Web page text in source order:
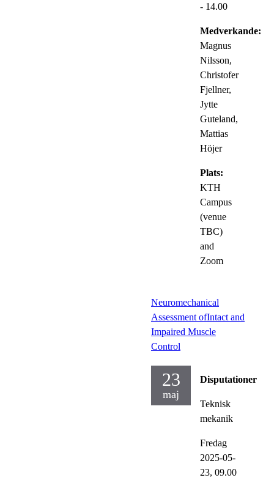
- 14.00
Medverkande:
Magnus
Nilsson,
Christofer
Fjellner,
Jytte
Guteland,
Mattias
Höjer
Plats:
KTH
Campus
(venue
TBC)
and
Zoom
Neuromechanical
Assessment ofIntact and
Impaired Muscle
Control
23
maj
Disputationer
Teknisk
mekanik
Fredag
2025-05-
23, 09.00